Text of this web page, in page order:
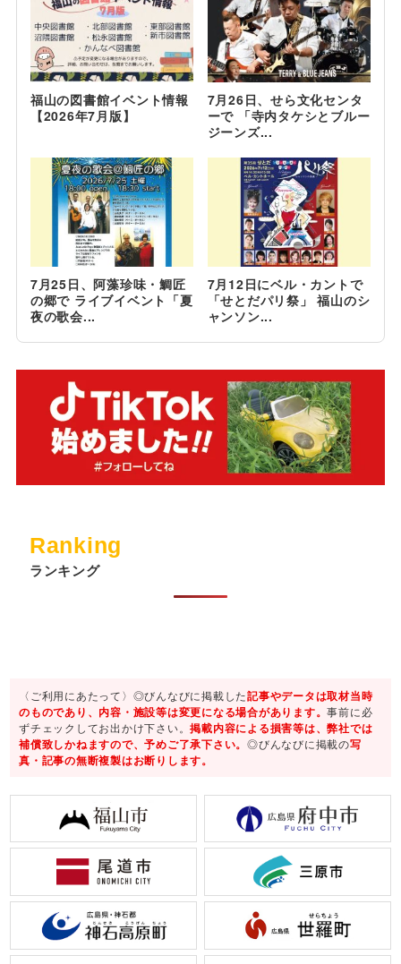
福山の図書館イベント情報
【2026年7月版】
7月26日、せら文化センタ
ーで 「寺内タケシとブルー
ジーンズ...
7月25日、阿藻珍味・鯛匠
の郷で ライブイベント「夏
夜の歌会...
7月12日にベル・カントで
「せとだパリ祭」 福山のシ
ャンソン...
Ranking
ランキング
〈ご利用にあたって〉◎びんなびに掲載した記事やデータは取材当時
のものであり、内容・施設等は変更になる場合があります。事前に必
ずチェックしてお出かけ下さい。掲載内容による損害等は、弊社では
補償致しかねますので、予めご了承下さい。◎びんなびに掲載の写
真・記事の無断複製はお断りします。